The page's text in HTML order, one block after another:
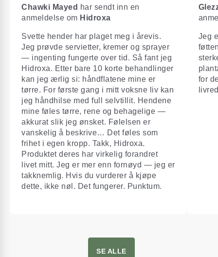
Chawki Mayed har sendt inn en
anmeldelse om Hidroxa
Svette hender har plaget meg i årevis.
Jeg prøvde servietter, kremer og sprayer
— ingenting fungerte over tid. Så fant jeg
Hidroxa. Etter bare 10 korte behandlinger
kan jeg ærlig si: håndflatene mine er
tørre. For første gang i mitt voksne liv kan
jeg håndhilse med full selvtillit. Hendene
mine føles tørre, rene og behagelige —
akkurat slik jeg ønsket. Følelsen er
vanskelig å beskrive… Det føles som
frihet i egen kropp. Takk, Hidroxa.
Produktet deres har virkelig forandret
livet mitt. Jeg er mer enn fornøyd — jeg er
takknemlig. Hvis du vurderer å kjøpe
dette, ikke nøl. Det fungerer. Punktum.
Jeg
for
SE ALLE